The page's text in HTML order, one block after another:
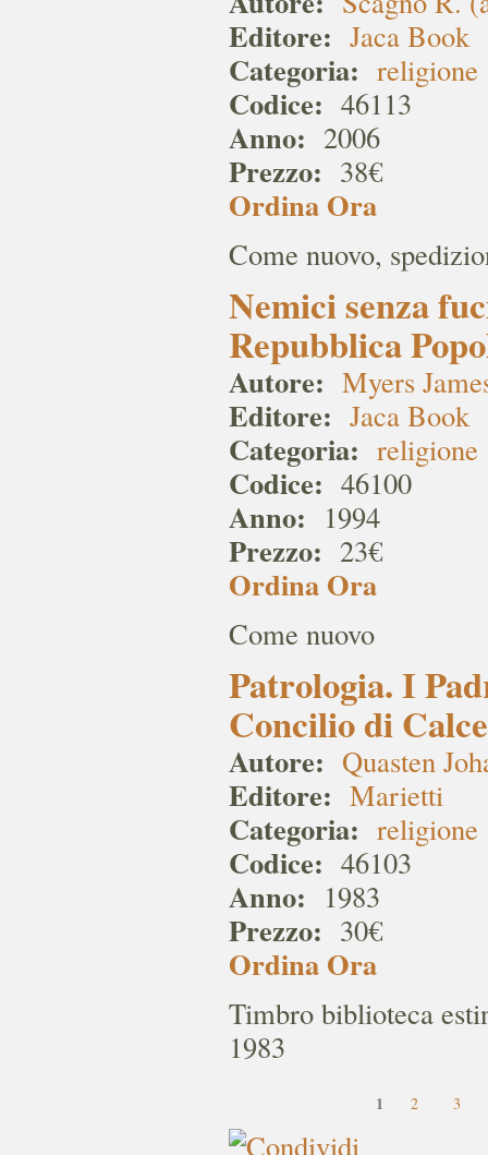
Editore: Jaca Book
Categoria: religione
Codice: 46113
Anno: 2006
Prezzo: 38€
Ordina Ora
Come nuovo,
Nemici senza
Repubblica
Autore: Myers
Editore: Jaca Book
Categoria: religione
Codice: 46100
Anno: 1994
Prezzo: 23€
Ordina Ora
Come nuovo
Patrologia. I
Concilio di
Autore: Quasten
Editore: Marietti
Categoria: religione
Codice: 46103
Anno: 1983
Prezzo: 30€
Ordina Ora
Timbro biblioteca
1983
1 2 3